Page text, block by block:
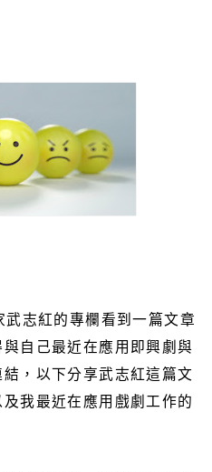
武志紅的專欄看到一篇文章
與自己最近在應用即興劇與
，以下分享武志紅這篇文
我最近在應用戲劇工作的